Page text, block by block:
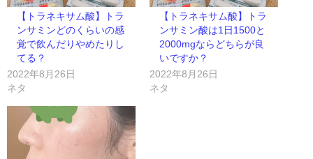
【トラネキサム酸】トラ
ンサミンどのくらいの感
覚で飲んだりやめたりし
てる？
2022年8月26日
ネタ
【トラネキサム酸】トラ
ンサミン酸は1日1500と
2000mgならどちらが良
いですか？
2022年8月26日
ネタ